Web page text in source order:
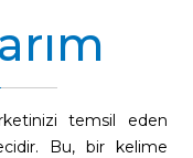
temsil eden
Bu, bir kelime